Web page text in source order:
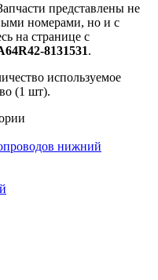
представлены не
номерами, но и с
на странице с
8131531.
используемое
(1 шт).
нижний